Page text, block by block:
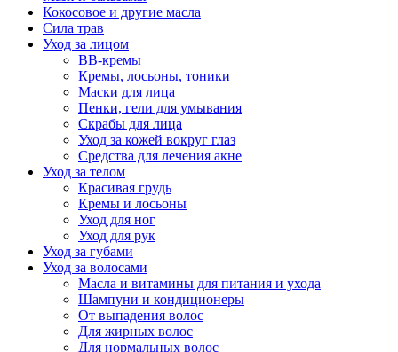
Кокосовое и другие масла
Сила трав
Уход за лицом
BB-кремы
Кремы, лосьоны, тоники
Маски для лица
Пенки, гели для умывания
Скрабы для лица
Уход за кожей вокруг глаз
Средства для лечения акне
Уход за телом
Красивая грудь
Кремы и лосьоны
Уход для ног
Уход для рук
Уход за губами
Уход за волосами
Масла и витамины для питания и ухода
Шампуни и кондиционеры
От выпадения волос
Для жирных волос
Для нормальных волос